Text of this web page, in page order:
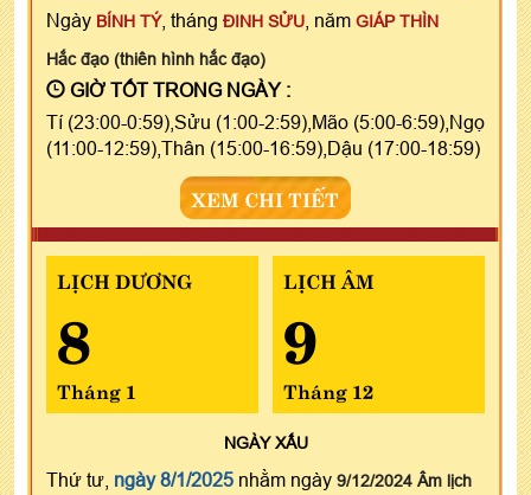
Ngày BÍNH TÝ, tháng ĐINH SỬU , năm GIÁP THÌN
Hắc đạo (thiên hình hắc đạo)
GIỜ TỐT TRONG NGÀY :
Tí (23:00-0:59),Sửu (1:00-2:59),Mão (5:00-6:59),Ngọ
(11:00-12:59),Thân (15:00-16:59),Dậu (17:00-18:59)
XEM CHI TIẾT
LỊCH DƯƠNG
8
Tháng 1
LỊCH ÂM
9
Tháng 12
NGÀYXẤU
Thứ tư, ngày 8/1/2025 nhằm ngày 9/12/2024 Âm lịch